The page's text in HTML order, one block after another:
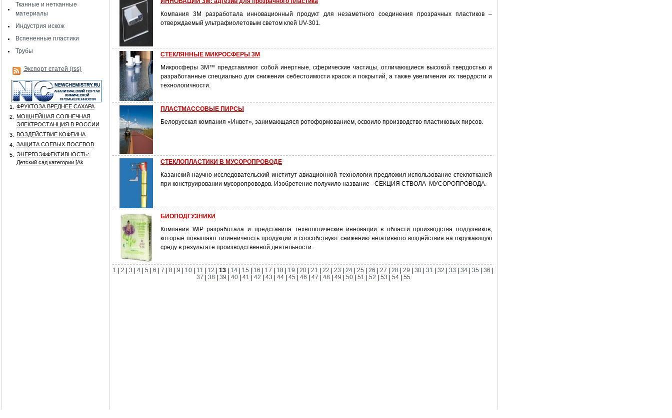
Тканные и нетканные
материалы
Индустрия искож
Вспененные пластики
Трубы
Экспорт статей (rss)
1.
ФРУКТОЗА ВРЕДНЕЕ САХАРА
2.
МОЩНЕЙШАЯ СОЛНЕЧНАЯ
ЭЛЕКТРОСТАНЦИЯ В РОССИИ
3.
ВОЗДЕЙСТВИЕ КОФЕИНА
4.
ЗАЩИТА СОЕВЫХ ПОСЕВОВ
5.
ЭНЕРГОЭФФЕКТИВНОСТЬ:
Детский сад категории [Аk
Компания 3М разработала инновационный продукт для незаметного соединения прозрачных пластиков –
отверждаемый ультрафиолетовым светом клей UV-301.
СТЕКЛЯННЫЕ МИКРОСФЕРЫ 3M
Микросферы 3M™ представляют собой инертные, сферические частицы, отличающиеся высокой твердостью и
разработанные специально для снижения себестоимости красок и покрытий, а также увеличения их твердости и
технологичности.
ПЛАСТМАССОВЫЕ ПИРСЫ
Белорусская компания «Инвет», занимающаяся ротоформованием, освоило производство пластиковых пирсов.
СТЕКЛОПЛАСТИКИ В МУСОРОПРОВОДЕ
Казанский научно-исследовательский институт авиационной технологии предложил использование стеклотканей
при конструировании мусоропроводов. Изобретение получило название - СЕКЦИЯ СТВОЛА МУСОРОПРОВОДА.
БИОПОДГУЗНИКИ
Компания WIP разработала и представила технологические инновации в области производства подгузников,
которые повышают гигиеничность продукции и способствуют снижению негативного воздействия на окружающую
среду в результате производственной деятельности.
1 2 3 4 5 6 7 8 9 10 11 12 13 14 15 16 17 18 19 20 21 22 23 24 25 26 27 28 29 30 31 32 33 34 35 36
37
38 39 40| 41 42 43 44| 45 46 47 48 49 50| 51 52 53 54| 55